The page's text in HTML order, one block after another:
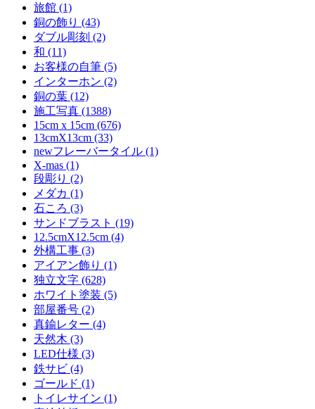
旅館 (1)
銅の飾り (43)
ダブル彫刻 (2)
和 (11)
お客様の自筆 (5)
インターホン (2)
銅の葉 (12)
施工写真 (1388)
15cm x 15cm (676)
13cmX13cm (33)
newフレーバータイル (1)
X-mas (1)
段彫り (2)
メダカ (1)
石ころ (3)
サンドブラスト (19)
12.5cmX12.5cm (4)
外構工事 (3)
アイアン飾り (1)
独立文字 (628)
ホワイト塗装 (5)
部屋番号 (2)
真鍮レター (4)
天然木 (3)
LED仕様 (3)
鉄サビ (4)
ゴールド (1)
トイレサイン (1)